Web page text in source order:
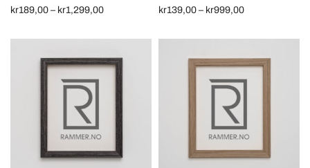
kr189,00 – kr1,299,00Price
kr189,00
kr1,299,00
kr139,00 – kr999,00Price
kr139,00
kr999,00